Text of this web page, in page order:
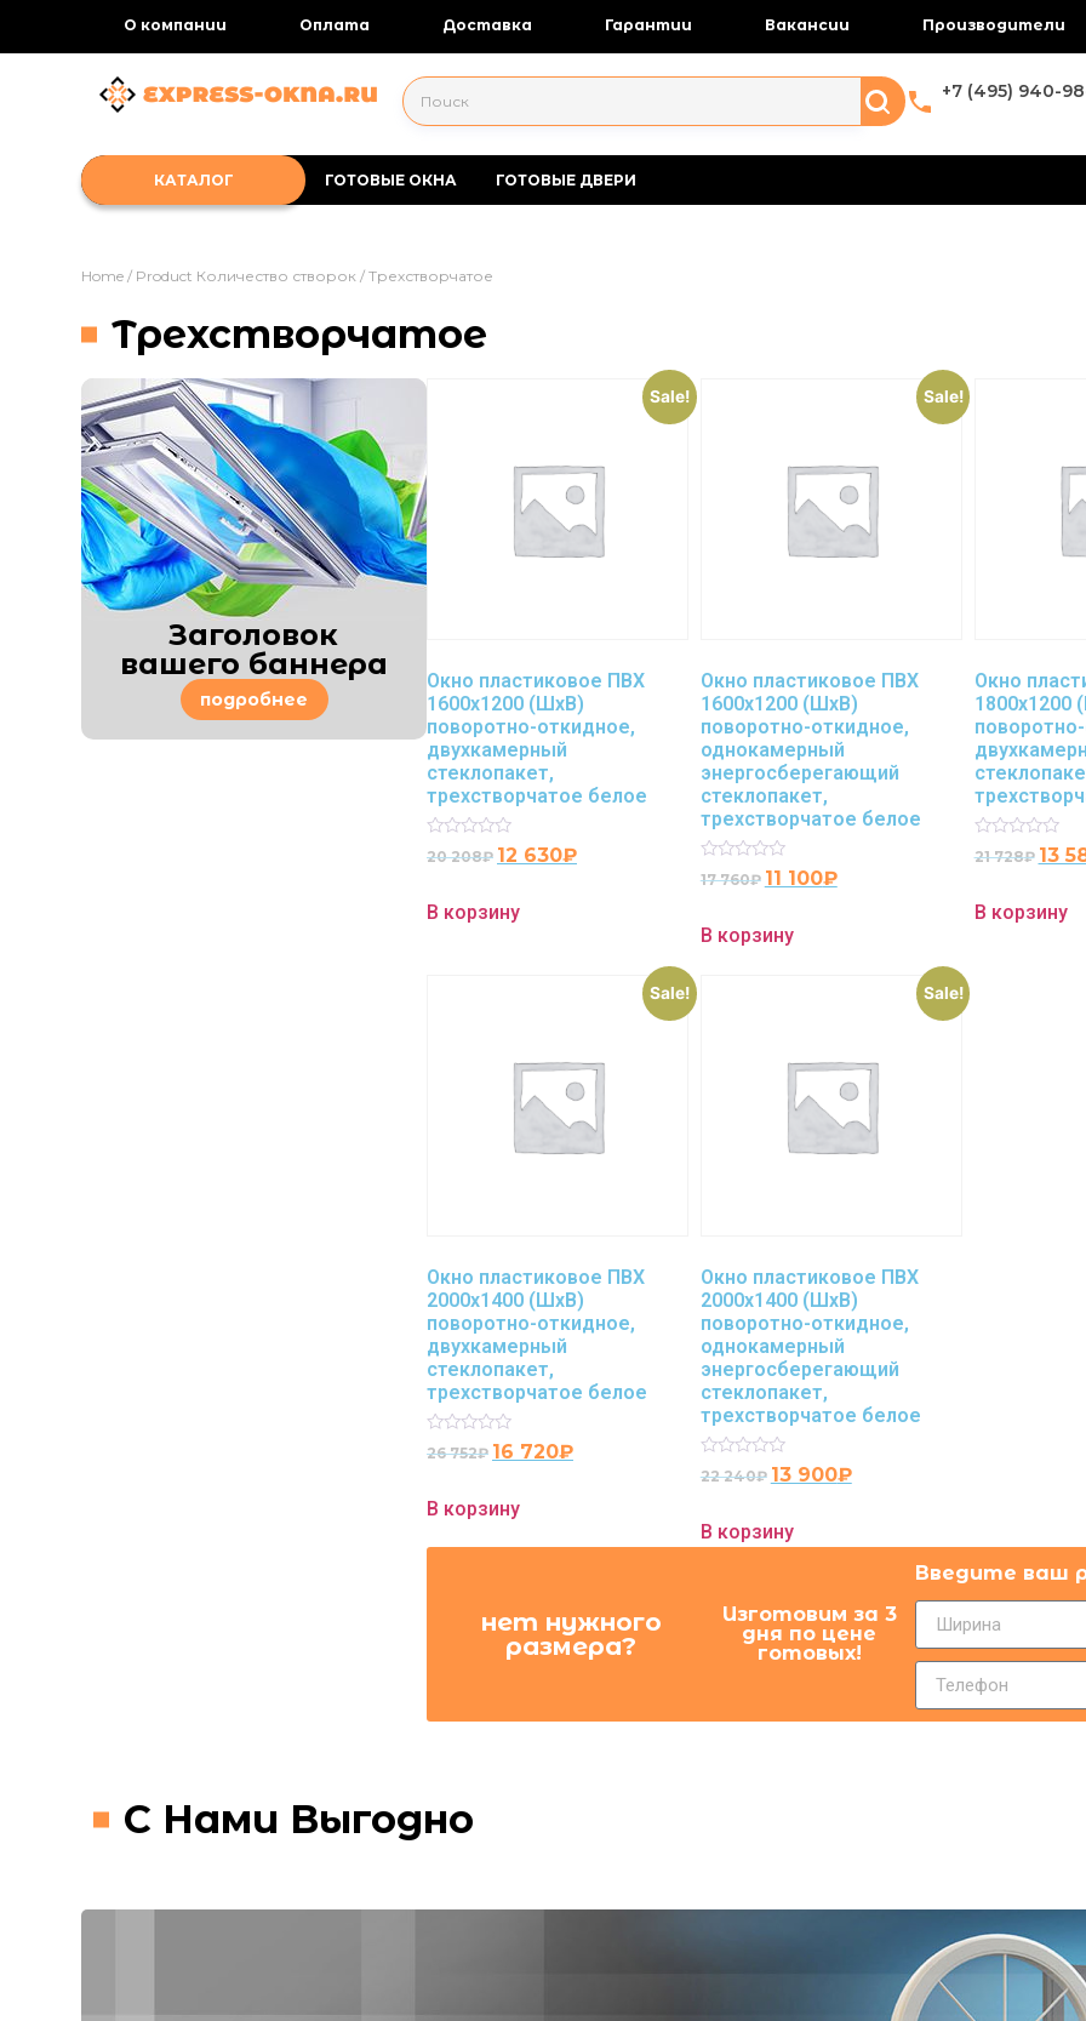
О компании Оплата Доставка Гарантии Вакансии Производители
+7 (495) 940-
ГОТОВЫЕ ОКНА ГОТОВЫЕ ДВЕРИ
Home / Product Количество створок / Трехстворчатое
Трехстворчатое
Заголовок
вашего баннера
подробнее
Sale!
Окно пластиковое ПВХ
1600х1200 (ШхВ)
поворотно-откидное,
двухкамерный
стеклопакет,
трехстворчатое белое
Rated
0
5
20 208₽ 12 630₽
В корзину
Sale!
Окно пластиковое ПВХ
1600х1200 (ШхВ)
поворотно-откидное,
однокамерный
энергосберегающий
стеклопакет,
трехстворчатое белое
Rated
0
5
17 760₽ 11 100₽
В корзину
Окно
1800х1200
Rated
0
5
21 728₽ 13
В корзину
Sale!
Окно пластиковое ПВХ
2000х1400 (ШхВ)
поворотно-откидное,
двухкамерный
стеклопакет,
трехстворчатое белое
Rated
0
5
26 752₽ 16 720₽
В корзину
Sale!
Окно пластиковое ПВХ
2000х1400 (ШхВ)
поворотно-откидное,
однокамерный
энергосберегающий
стеклопакет,
трехстворчатое белое
Rated
0
5
22 240₽ 13 900₽
В корзину
нет нужного
размера?
Изготовим за 3
дня по цене
готовых!
Введите ваш
С Нами Выгодно